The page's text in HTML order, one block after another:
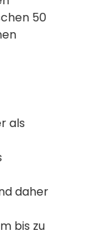
50
als
daher
bis zu